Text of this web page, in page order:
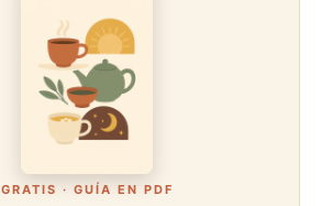
GRATIS · GUÍA EN PDF